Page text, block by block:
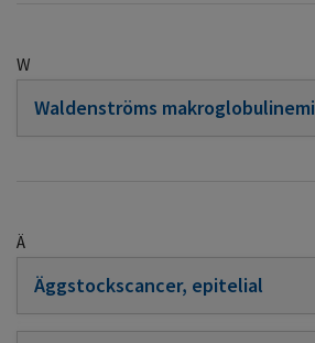
W
Waldenströms makroglobulinemi
Ä
Äggstockscancer, epitelial